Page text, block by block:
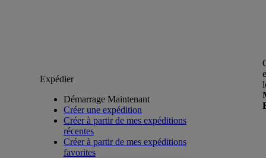
Expédier
Démarrage Maintenant
Créer une expédition
Créer à partir de mes expéditions
récentes
Créer à partir de mes expéditions
favorites